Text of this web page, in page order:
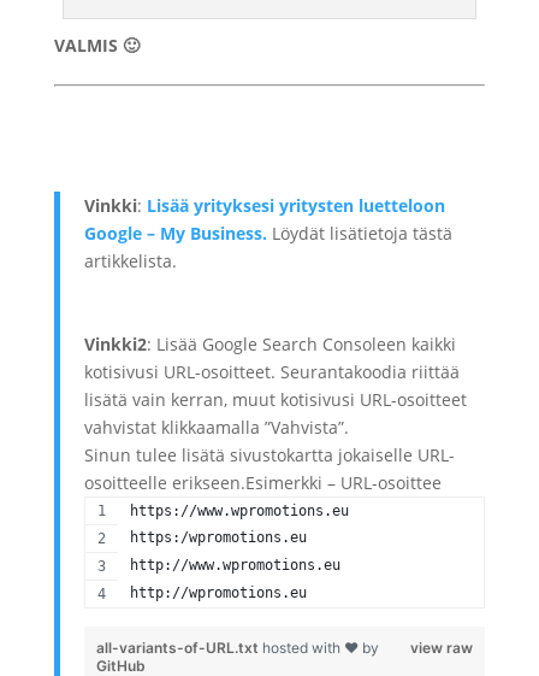
VALMIS 🙂
Vinkki: Lisää yrityksesi yritysten luetteloon
Google – My Business. Löydät lisätietoja tästä
artikkelista.
Vinkki2: Lisää Google Search Consoleen kaikki
kotisivusi URL-osoitteet. Seurantakoodia riittää
lisätä vain kerran, muut kotisivusi URL-osoitteet
vahvistat klikkaamalla ”Vahvista”.
Sinun tulee lisätä sivustokartta jokaiselle URL-
osoitteelle erikseen.Esimerkki – URL-osoittee
https://www.wpromotions.eu
https:/wpromotions.eu
http://www.wpromotions.eu
http://wpromotions.eu
view raw
all-variants-of-URL.txt hosted with ❤ by
GitHub